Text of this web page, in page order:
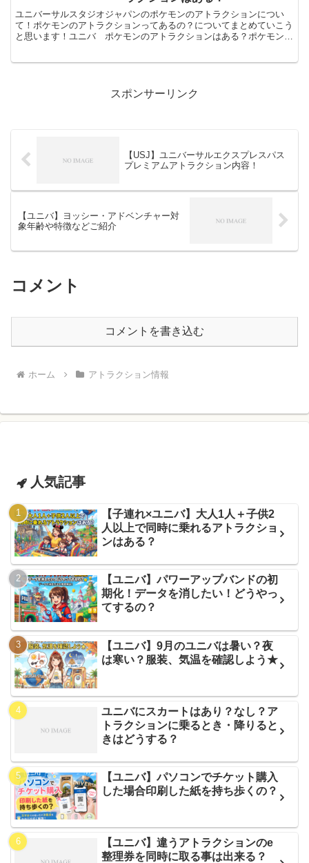
ユニバーサルスタジオジャパンのポケモンのアトラクションについ
て！ポケモンのアトラクションってあるの？についてまとめていこう
と思います！ユニバ ポケモンのアトラクションはある？ポケモンの
スポンサーリンク
【USJ】ユニバーサルエクスプレスパス
プレミアムアトラクション内容！
【ユニバ】ヨッシー・アドベンチャー対
象年齢や特徴などご紹介
コメント
コメントを書き込む
ホーム アトラクション情報
人気記事
【子連れ×ユニバ】大人1人＋子供2
人以上で同時に乗れるアトラクショ
ンはある？
【ユニバ】パワーアップバンドの初
期化！データを消したい！どうやっ
てするの？
【ユニバ】9月のユニバは暑い？夜
は寒い？服装、気温を確認しよう★
ユニバにスカートはあり？なし？ア
トラクションに乗るとき・降りると
きはどうする？
【ユニバ】パソコンでチケット購入
した場合印刷した紙を持ち歩くの？
【ユニバ】違うアトラクションのe
整理券を同時に取る事は出来る？